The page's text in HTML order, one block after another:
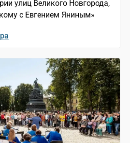
улиц Великого Новгорода,
с Евгением Яниным»